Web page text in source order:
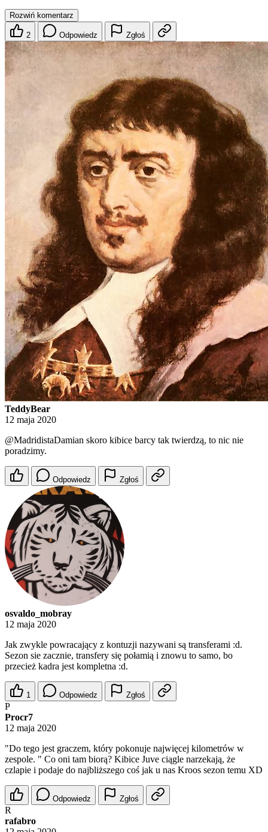
Rozwiń komentarz
2 Odpowiedz Zgłoś
TeddyBear
12 maja 2020
@MadridistaDamian skoro kibice barcy tak twierdzą, to nic nie
poradzimy.
Odpowiedz Zgłoś
osvaldo_mobray
12 maja 2020
Jak zwykle powracający z kontuzji nazywani są transferami :d.
Sezon sie zacznie, transfery się połamią i znowu to samo, bo
przecież kadra jest kompletna :d.
1 Odpowiedz Zgłoś
P
Procr7
12 maja 2020
"Do tego jest graczem, który pokonuje najwięcej kilometrów w
zespole. " Co oni tam biorą? Kibice Juve ciągle narzekają, że
czlapie i podaje do najbliższego coś jak u nas Kroos sezon temu XD
Odpowiedz Zgłoś
R
rafabro